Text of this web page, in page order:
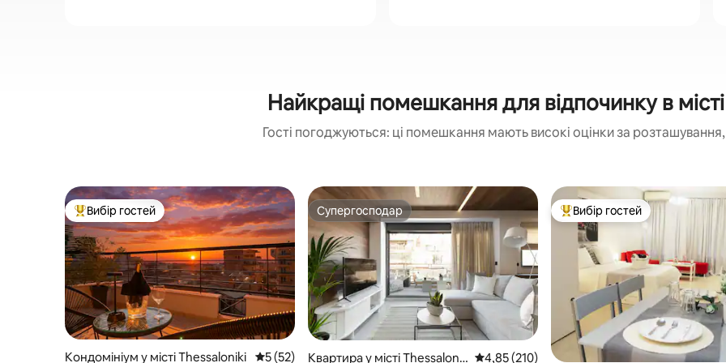
Найкращі помешкання для відпочинку в
Гості погоджуються: ці помешкання мають високі оцінки за
Топ вибір гостей
Вибір гостей
Кондомініум у місті Thessaloniki Середня оцінка: 5 з 5, відгуки: 52
5 (52)
Супергосподар
Супергосподар
Квартира у місті Thessalonik Середня оцінка: 4,85 з 5, відгуки: 210
4,85 (210)
Топ вибір гостей
Вибір гостей